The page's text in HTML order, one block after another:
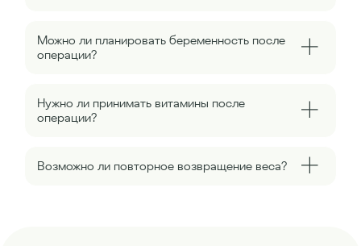
Можно ли планировать беременность после
операции?
Нужно ли принимать витамины после
операции?
Возможно ли повторное возвращение веса?